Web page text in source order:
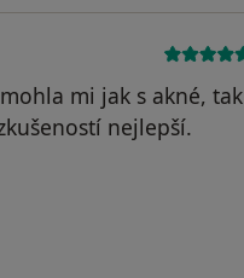
mi jak s akné, tak
nejlepší.